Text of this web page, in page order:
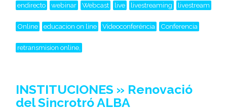
endirecto webinar Webcast live livestreaming livestream
Online educacion on line Videoconferéncia Conferencia
retransmision online,
INSTITUCIONES » Renovació
del Sincrotró ALBA